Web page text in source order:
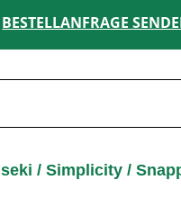
BESTELLANFRAGE
/ Simplicity /